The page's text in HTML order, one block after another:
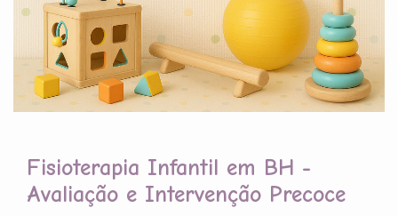
Fisioterapia Infantil em BH -
Avaliação e Intervenção Precoce